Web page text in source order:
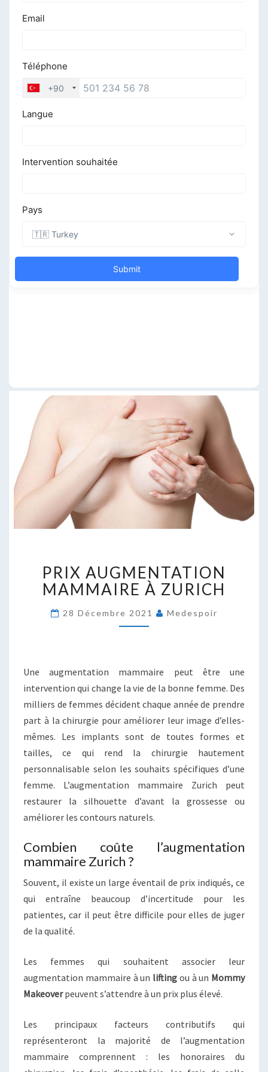
AUGMENTATION
MAMMAIRE
À
ZURICH
PRIX AUGMENTATION
MAMMAIRE À ZURICH
28 Décembre 2021 Medespoir
Une augmentation mammaire peut être une
intervention qui change la vie de la bonne femme. Des
milliers de femmes décident chaque année de prendre
part à la chirurgie pour améliorer leur image d’elles-
mêmes. Les implants sont de toutes formes et
tailles, ce qui rend la chirurgie hautement
personnalisable selon les souhaits spécifiques d’une
femme. L’augmentation mammaire Zurich peut
restaurer la silhouette d’avant la grossesse ou
améliorer les contours naturels.
Combien coûte l’augmentation
mammaire Zurich ?
Souvent, il existe un large éventail de prix indiqués, ce
qui entraîne beaucoup d’incertitude pour les
patientes, car il peut être difficile pour elles de juger
de la qualité.
Les femmes qui souhaitent associer leur
augmentation mammaire à un lifting ou à un Mommy
Makeoverpeuvent s’attendre à un prix plus élevé.
Les principaux facteurs contributifs qui
représenteront la majorité de l’augmentation
mammaire comprennent : les honoraires du